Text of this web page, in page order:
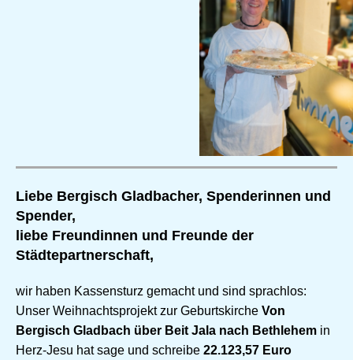
Liebe Bergisch Gladbacher, Spenderinnen und
Spender,
liebe Freundinnen und Freunde der
Städtepartnerschaft,
wir haben Kassensturz gemacht und sind sprachlos:
Unser Weihnachtsprojekt zur Geburtskirche Von
Bergisch Gladbach über Beit Jala nach Bethlehem in
Herz-Jesu hat sage und schreibe 22.123,57 Euro